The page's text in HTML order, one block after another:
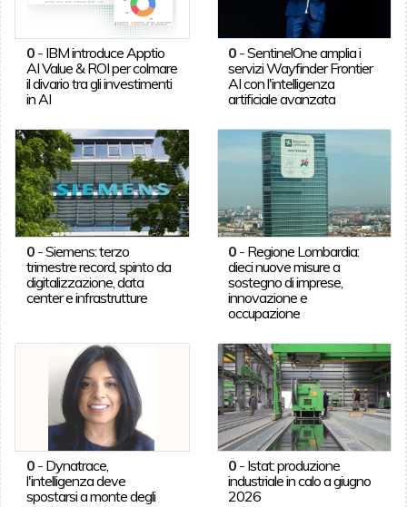
0- IBM introduce Apptio
AI Value & ROI per colmare
il divario tra gli investimenti
in AI
0 -SentinelOne amplia i
servizi Wayfinder Frontier
AI con l'intelligenza
artificiale avanzata
0-Siemens: terzo
trimestre record, spinto da
digitalizzazione, data
center e infrastrutture
0 - Regione Lombardia:
dieci nuove misure a
sostegno di imprese,
innovazione e
occupazione
0- Dynatrace,
l'intelligenza deve
spostarsi a monte degli
0 - Istat: produzione
industriale in calo a giugno
2026